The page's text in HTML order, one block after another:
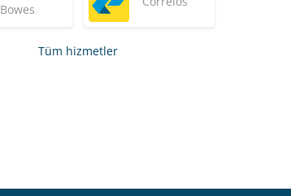
Bowes
Tüm hizmetler